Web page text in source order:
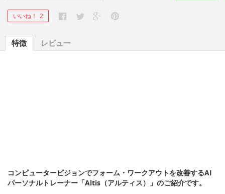
いいね！ 2
特徴 レビュー
コンピュータービジョンでフォーム・ワークアウトを改善するAI
パーソナルトレーナー「Altis（アルティス）」のご紹介です。